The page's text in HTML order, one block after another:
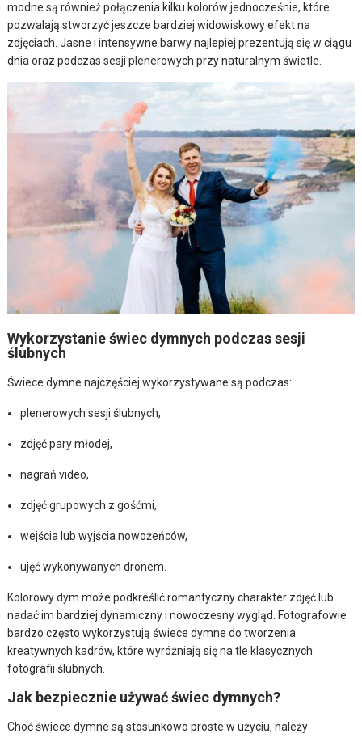
modne są również połączenia kilku kolorów jednocześnie, które
pozwalają stworzyć jeszcze bardziej widowiskowy efekt na
zdjęciach. Jasne i intensywne barwy najlepiej prezentują się w ciągu
dnia oraz podczas sesji plenerowych przy naturalnym świetle.
Wykorzystanie świec dymnych podczas sesji
ślubnych
Świece dymne najczęściej wykorzystywane są podczas:
plenerowych sesji ślubnych,
zdjęć pary młodej,
nagrań video,
zdjęć grupowych z gośćmi,
wejścia lub wyjścia nowożeńców,
ujęć wykonywanych dronem.
Kolorowy dym może podkreślić romantyczny charakter zdjęć lub
nadać im bardziej dynamiczny i nowoczesny wygląd. Fotografowie
bardzo często wykorzystują świece dymne do tworzenia
kreatywnych kadrów, które wyróżniają się na tle klasycznych
fotografii ślubnych.
Jak bezpiecznie używać świec dymnych?
Choć świece dymne są stosunkowo proste w użyciu, należy